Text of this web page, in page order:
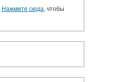
Нажмите сюда, чтобы